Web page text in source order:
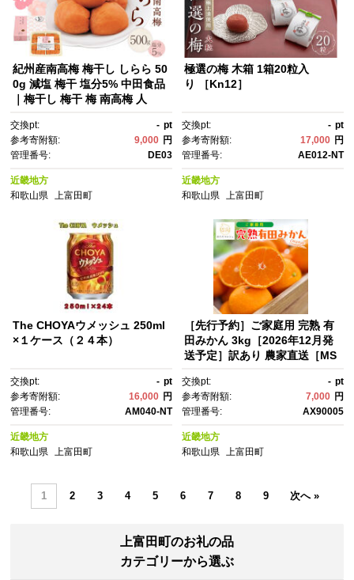
紀州産南高梅 梅干し しらら 50
0g 減塩 梅干 塩分5% 中田食品
｜梅干し 梅干 梅 南高梅 人
シ 梅干し健康 梅干し伝統 梅干
しおいしい 梅干し人気商品 梅
干し減塩 塩分控えめ 中田食
品 和歌山 上富田町【梅干し う
めぼし ウメボシ】
交換pt: - pt
参考寄附額:
9,000 円
管理番号:
DE03
近畿地方
和歌山県
上富田町
極選の梅 木箱 1箱20粒入
り ［Kn12］
交換pt: - pt
参考寄附額:
17,000 円
管理番号:
AE012-NT
近畿地方
和歌山県 上富田町
The CHOYAウメッシュ 250ml
×１ケース（２４本）
交換pt: - pt
参考寄附額:
16,000 円
管理番号:
AM040-NT
近畿地方
和歌山県
上富田町
［先行予約］ご家庭用 完熟 有
田みかん 3kg［2026年12月発
送予定］訳あり 農家直送［MS
ん フルーツ くだもの 和歌山 有
田 訳あり わけあり 完熟 家庭
用 産地直送 甘さ 旬 味覚 新
鮮 ジューシー ビタミンC 季節
限定 ギフト お取り寄せ【ミカ
ン みかん 蜜柑 mikan ミカ
交換pt: - pt
参考寄附額:
7,000 円
管理番号:
AX90005
近畿地方
和歌山県 上富田町
1 2 3 4 5 6 7 8 9 次へ »
上富田町のお礼の品
カテゴリーから選ぶ